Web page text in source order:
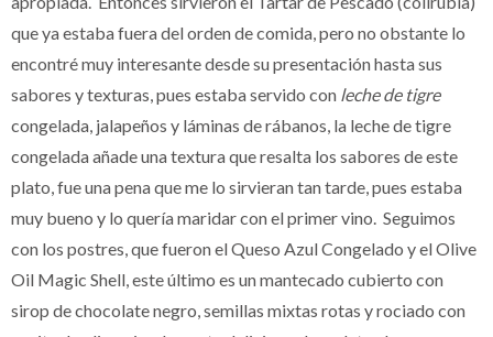
que ya estaba fuera del orden de comida, pero no obstante lo
encontré muy interesante desde su presentación hasta sus
sabores y texturas, pues estaba servido con leche de tigre
congelada, jalapeños y láminas de rábanos, la leche de tigre
congelada añade una textura que resalta los sabores de este
plato, fue una pena que me lo sirvieran tan tarde, pues estaba
muy bueno y lo quería maridar con el primer vino. Seguimos
con los postres, que fueron el Queso Azul Congelado y el Olive
Oil Magic Shell, este último es un mantecado cubierto con
sirop de chocolate negro, semillas mixtas rotas y rociado con